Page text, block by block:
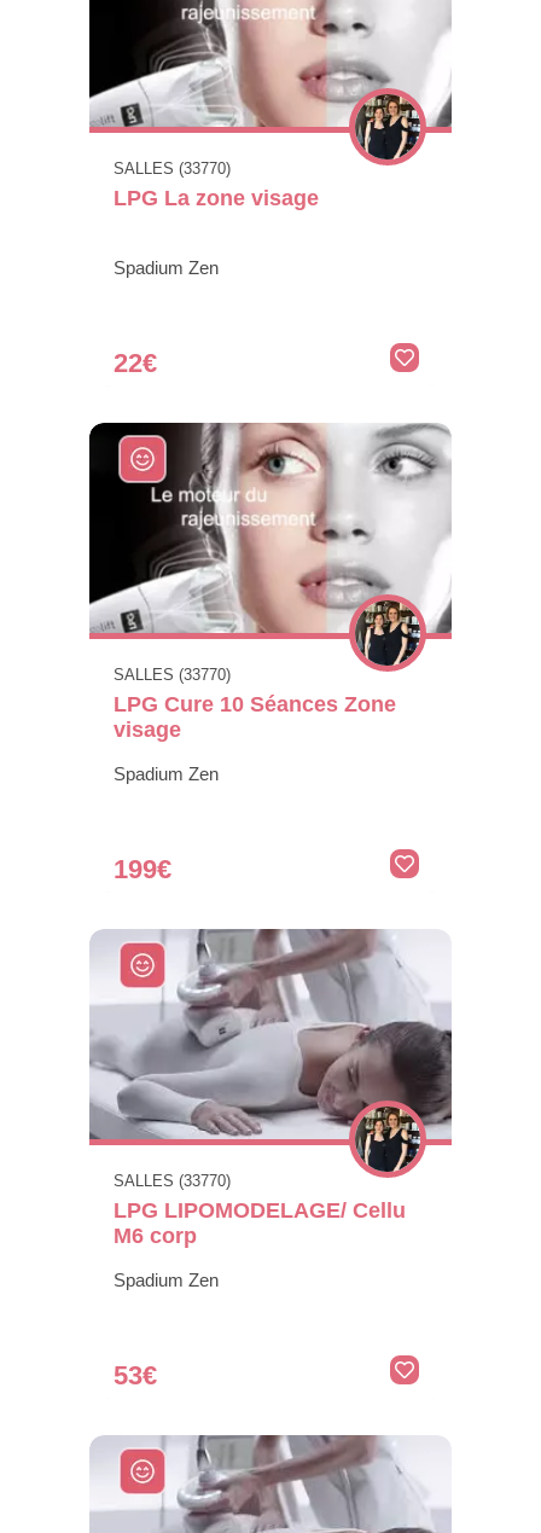
SALLES (33770)
LPG La zone visage
Spadium Zen
22€
SALLES (33770)
LPG Cure 10 Séances Zone
visage
Spadium Zen
199€
SALLES (33770)
LPG LIPOMODELAGE/ Cellu
M6 corp
Spadium Zen
53€